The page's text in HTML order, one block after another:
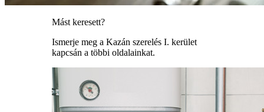
Mást keresett?
Ismerje meg a Kazán szerelés I. kerület
kapcsán a többi oldalainkat.